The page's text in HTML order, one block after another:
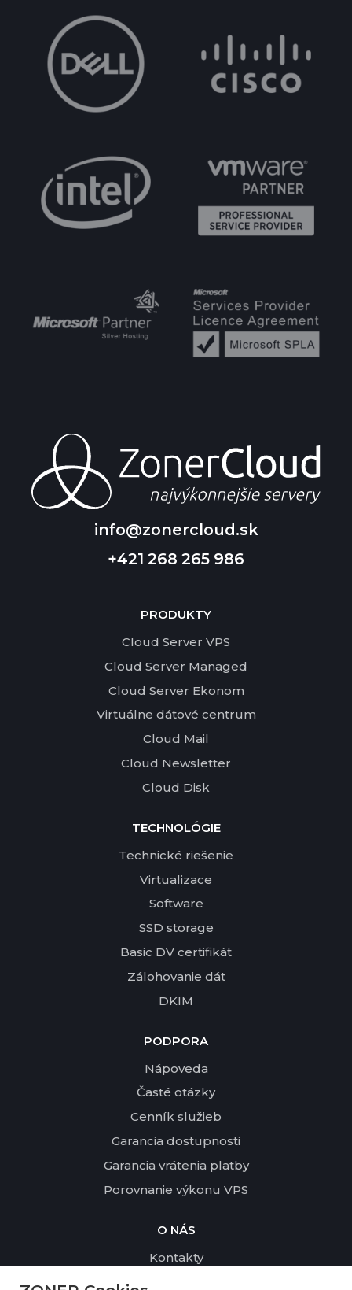
info@zonercloud.sk
+421 268 265 986
PRODUKTY
Cloud Server VPS
Cloud Server Managed
Cloud Server Ekonom
Virtuálne dátové centrum
Cloud Mail
Cloud Newsletter
Cloud Disk
TECHNOLÓGIE
Technické riešenie
Virtualizace
Software
SSD storage
Basic DV certifikát
Zálohovanie dát
DKIM
PODPORA
Nápoveda
Časté otázky
Cenník služieb
Garancia dostupnosti
Garancia vrátenia platby
Porovnanie výkonu VPS
O NÁS
Kontakty
Profil spoločnosti